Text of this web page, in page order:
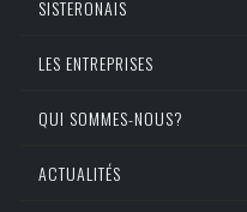
SISTERONAIS
LES ENTREPRISES
QUI SOMMES-NOUS?
ACTUALITÉS